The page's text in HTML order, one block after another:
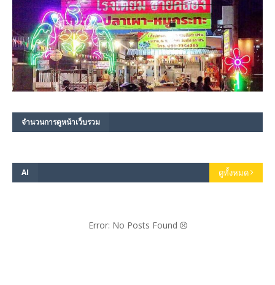
จำนวนการดูหน้าเว็บรวม
AI ดูทั้งหมด
Error: No Posts Found